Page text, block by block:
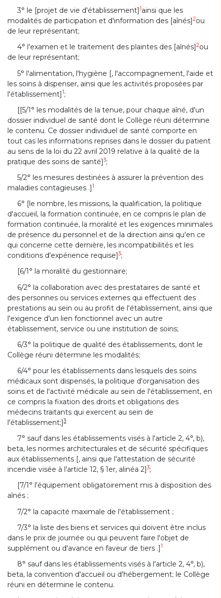
3° le [projet de vie d'établissement]1ainsi que les
modalités de participation et d'information des [aînés]2ou
de leur représentant;
4° l'examen et le traitement des plaintes des [aînés] 2ou
de leur représentant;
5° l'alimentation, l'hygiène [, l'accompagnement, l'aide et
les soins à dispenser, ainsi que les activités proposées par
l'établissement]1;
[[5/1° les modalités de la tenue, pour chaque aîné, d'un
dossier individuel de santé dont le Collège réuni détermine
le contenu. Ce dossier individuel de santé comporte en
tout cas les informations reprises dans le dossier du patient
au sens de la loi du 22 avril 2019 relative à la qualité de la
pratique des soins de santé]3;
5/2° les mesures destinées à assurer la prévention des
maladies contagieuses .]1
6° [le nombre, les missions, la qualification, la politique
d'accueil, la formation continuée, en ce compris le plan de
formation continuée, la moralité et les exigences minimales
de présence du personnel et de la direction ainsi qu'en ce
qui concerne cette dernière, les incompatibilités et les
conditions d'expérience requise]3;
[6/1° la moralité du gestionnaire;
6/2° la collaboration avec des prestataires de santé et
des personnes ou services externes qui effectuent des
prestations au sein ou au profit de l'établissement, ainsi que
l'exigence d'un lien fonctionnel avec un autre
établissement, service ou une institution de soins;
6/3° la politique de qualité des établissements, dont le
Collège réuni détermine les modalités;
6/4° pour les établissements dans lesquels des soins
médicaux sont dispensés, la politique d'organisation des
soins et de l'activité médicale au sein de l'établissement, en
ce compris la fixation des droits et obligations des
médecins traitants qui exercent au sein de
l'établissement;]3
7° sauf dans les établissements visés à l'article 2, 4°, b),
beta, les normes architecturales et de sécurité spécifiques
aux établissements [, ainsi que l'attestation de sécurité
incendie visée à l'article 12, § 1er, alinéa 2]3;
[7/1° l'équipement obligatoirement mis à disposition des
aînés ;
7/2° la capacité maximale de l'établissement ;
7/3° la liste des biens et services qui doivent être inclus
dans le prix de journée ou qui peuvent faire l'objet de
supplément ou d'avance en faveur de tiers .]1
8° sauf dans les établissements visés à l'article 2, 4°, b),
beta, la convention d'accueil ou d'hébergement; le Collège
réuni en détermine le contenu.